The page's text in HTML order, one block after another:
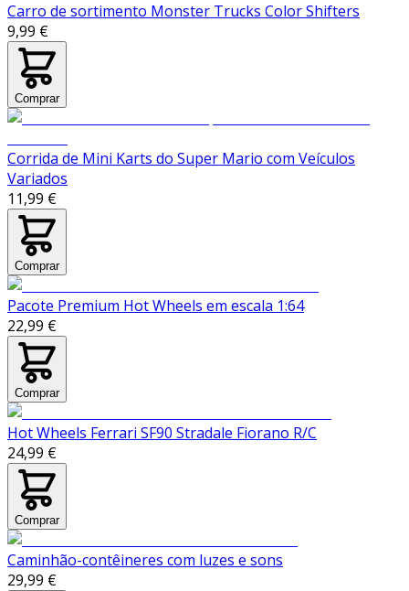
Carro de sortimento Monster Trucks Color Shifters
9,99 €
Comprar
Corrida de Mini Karts do Super Mario com Veículos
Variados
11,99 €
Comprar
Pacote Premium Hot Wheels em escala 1:64
22,99 €
Comprar
Hot Wheels Ferrari SF90 Stradale Fiorano R/C
24,99 €
Comprar
Caminhão-contêineres com luzes e sons
29,99 €